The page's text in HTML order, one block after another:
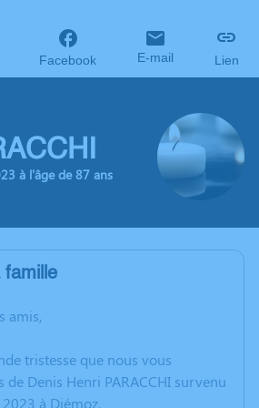
Facebook E-mail Lien
à l'âge de 87 ans
famille
amis,
tristesse que nous vous
de Denis Henri PARACCHI survenu
à Diémoz.